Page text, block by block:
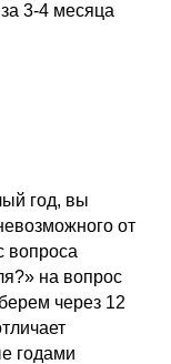
3-4 месяца
год, вы
от
вопроса
на вопрос
через 12
годами